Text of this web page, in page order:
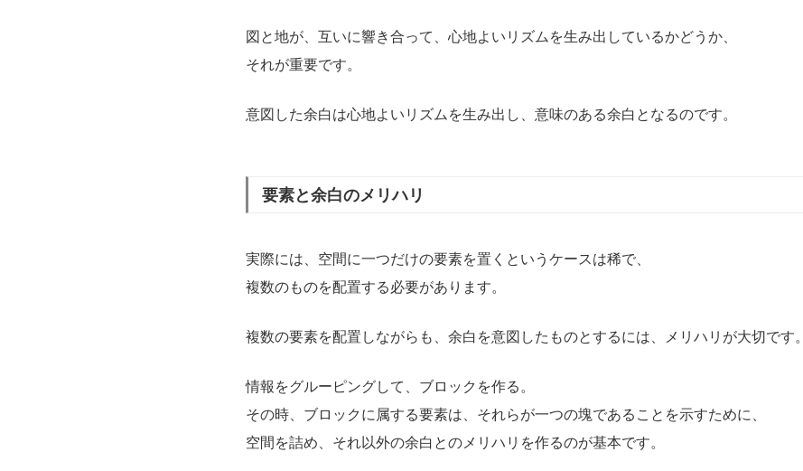
図と地が、互いに響き合って、心地よいリズムを生み出しているかどうか、
それが重要です。
意図した余白は心地よいリズムを生み出し、意味のある余白となるのです。
要素と余白のメリハリ
実際には、空間に一つだけの要素を置くというケースは稀で、
複数のものを配置する必要があります。
複数の要素を配置しながらも、余白を意図したものとするには、メリハリが大切です。
情報をグルーピングして、ブロックを作る。
その時、ブロックに属する要素は、それらが一つの塊であることを示すために、
空間を詰め、それ以外の余白とのメリハリを作るのが基本です。